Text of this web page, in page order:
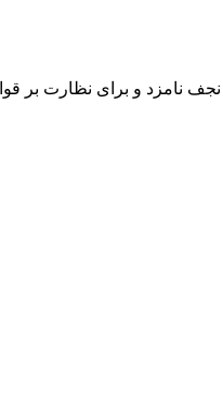
نامزد و برای نظارت بر